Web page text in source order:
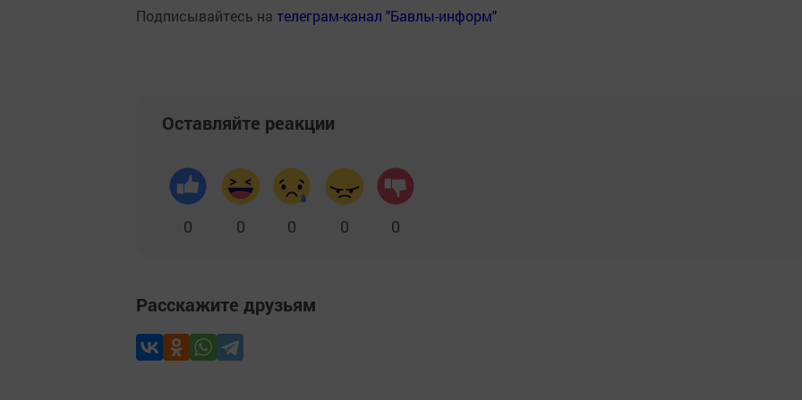
Подписывайтесь на телеграм-канал "Бавлы-информ"
Оставляйте реакции
0 0 0 0 0
Расскажите друзьям